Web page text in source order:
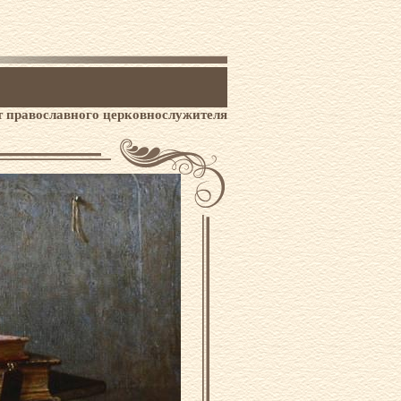
православного церковнослужителя